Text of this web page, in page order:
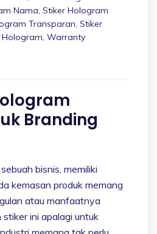
Nama, Stiker Hologram
Transparan, Stiker
Hologram, Warranty
Branding
bisnis, memiliki
kemasan produk memang
atau manfaatnya
ini apalagi untuk